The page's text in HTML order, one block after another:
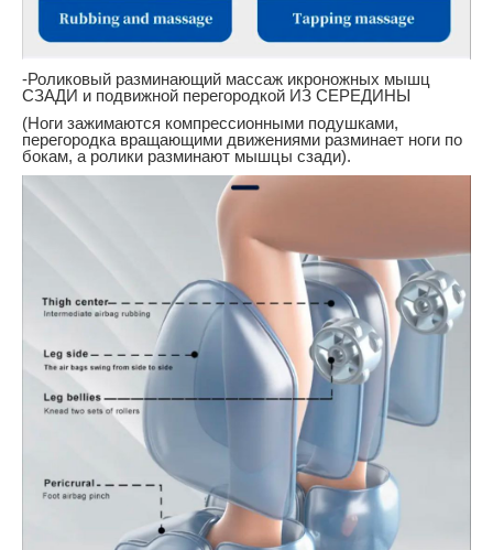
-Роликовый разминающий массаж икроножных мышц
СЗАДИ и подвижной перегородкой ИЗ СЕРЕДИНЫ
(Ноги зажимаются компрессионными подушками,
перегородка вращающими движениями разминает ноги по
бокам, а ролики разминают мышцы сзади).